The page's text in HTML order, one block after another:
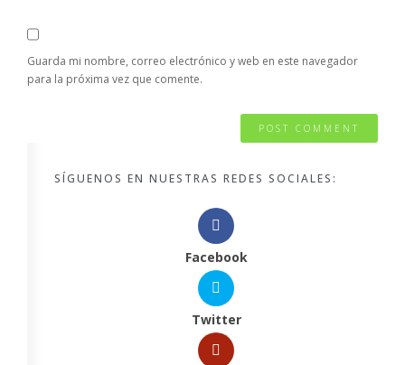
Guarda mi nombre, correo electrónico y web en este navegador
para la próxima vez que comente.
SÍGUENOS EN NUESTRAS REDES SOCIALES:
Facebook
Twitter